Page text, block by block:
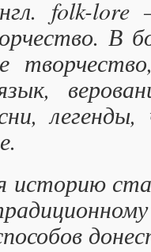
folk-
. В
историю